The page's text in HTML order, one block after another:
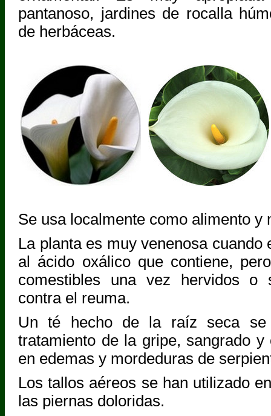
pantanoso, jardines de rocalla
de herbáceas.
Se usa localmente como alimento y
La planta es muy venenosa cuando
al ácido oxálico que contiene,
comestibles una vez hervidos o
contra el reuma.
Un té hecho de la raíz seca
tratamiento de la gripe, sangrado y
en edemas y mordeduras de
Los tallos aéreos se han utilizado
las piernas doloridas.